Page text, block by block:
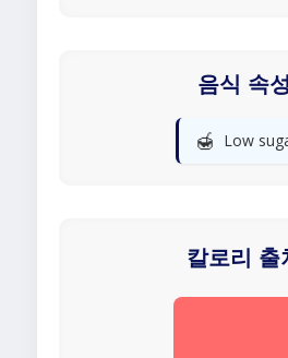
음식 속성
🍯 Low
칼로리 출